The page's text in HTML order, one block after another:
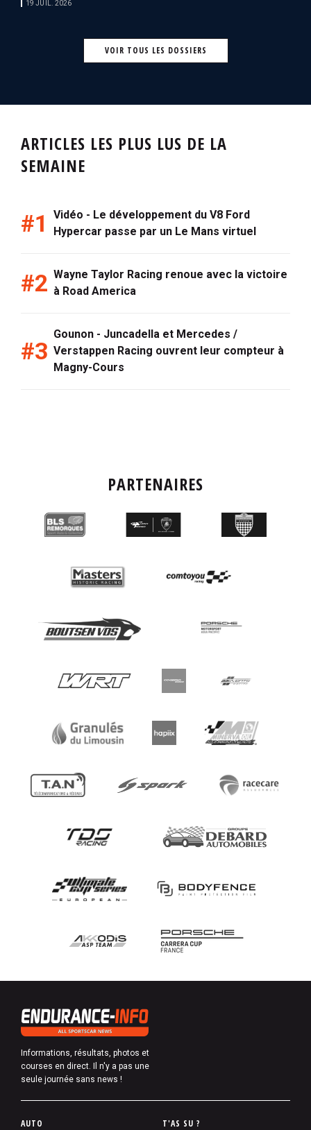
19 JUIL. 2026
VOIR TOUS LES DOSSIERS
ARTICLES LES PLUS LUS DE LA
SEMAINE
Vidéo - Le développement du V8 Ford
Hypercar passe par un Le Mans virtuel
Wayne Taylor Racing renoue avec la victoire
à Road America
Gounon - Juncadella et Mercedes /
Verstappen Racing ouvrent leur compteur à
Magny-Cours
PARTENAIRES
Informations, résultats, photos et
courses en direct. Il n'y a pas une
seule journée sans news !
P
AUTO T'AS SU ?